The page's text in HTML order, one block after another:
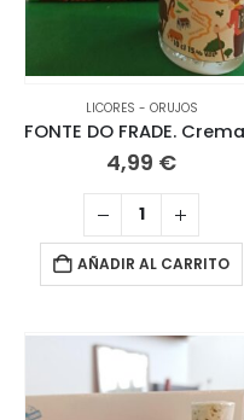
LICORES - ORUJOS
4,99 €
AÑADIR AL CARRITO